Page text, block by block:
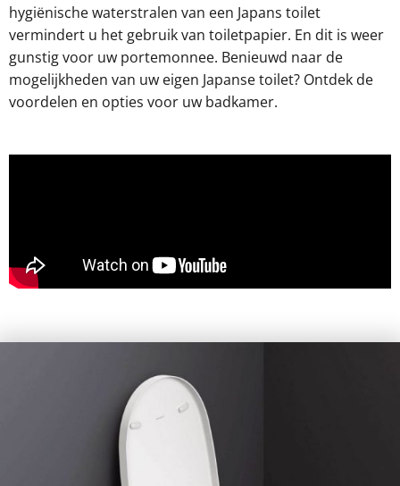
hygiënische waterstralen van een Japans toilet
vermindert u het gebruik van toiletpapier. En dit is weer
gunstig voor uw portemonnee. Benieuwd naar de
mogelijkheden van uw eigen Japanse toilet? Ontdek de
voordelen en opties voor uw badkamer.